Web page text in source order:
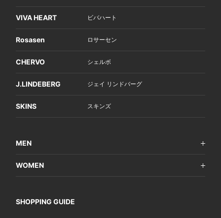
VIVA HEART ビバハート
Rosasen ロサーセン
CHERVO シェルボ
J.LINDEBERG ジェイ リンドバーグ
SKINS スキンズ
MEN
WOMEN
SHOPPING GUIDE